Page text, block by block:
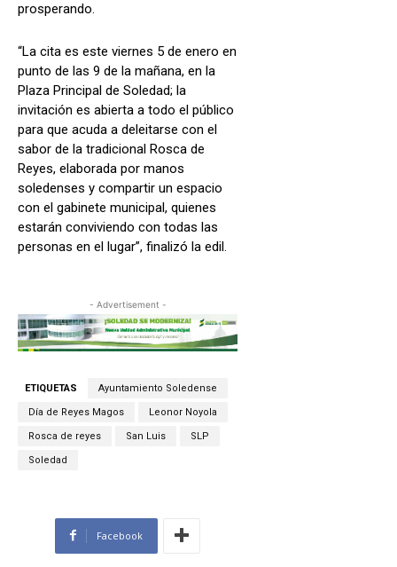
prosperando.
“La cita es este viernes 5 de enero en
punto de las 9 de la mañana, en la
Plaza Principal de Soledad; la
invitación es abierta a todo el público
para que acuda a deleitarse con el
sabor de la tradicional Rosca de
Reyes, elaborada por manos
soledenses y compartir un espacio
con el gabinete municipal, quienes
estarán conviviendo con todas las
personas en el lugar”, finalizó la edil.
- Advertisement -
ETIQUETAS Ayuntamiento Soledense
Día de Reyes Magos Leonor Noyola
Rosca de reyes San Luis SLP
Soledad
Facebook